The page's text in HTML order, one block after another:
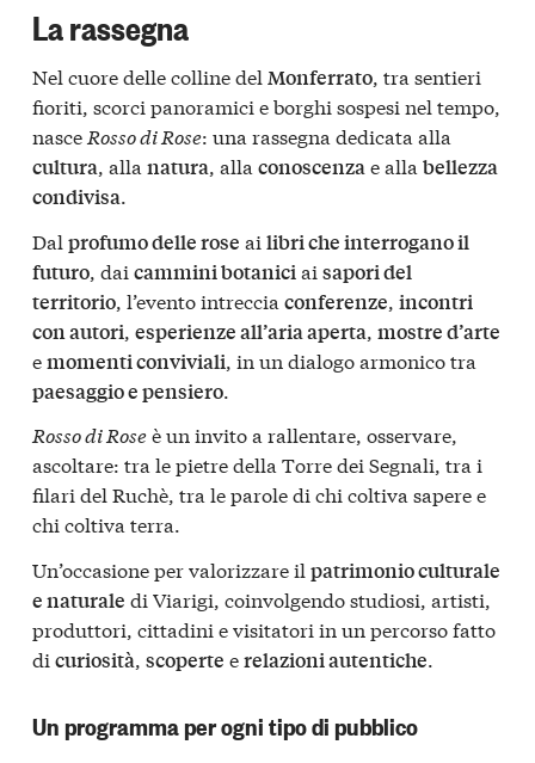
La rassegna
Nel cuore delle colline del Monferrato, tra sentieri
fioriti, scorci panoramici e borghi sospesi nel tempo,
nasce Rosso di Rose: una rassegna dedicata alla
cultura, alla natura, alla conoscenzae alla bellezza
condivisa.
Dal profumo delle rose ai libri che interrogano il
futuro, dai cammini botaniciai sapori del
territorio, l’evento intreccia conferenze, incontri
con autori, esperienze all’aria aperta, mostre d’arte
emomenti conviviali, in un dialogo armonico tra
paesaggio e pensiero.
Rosso di Roseè un invito a rallentare, osservare,
ascoltare: tra le pietre della Torre dei Segnali, tra i
filari del Ruchè, tra le parole di chi coltiva sapere e
chi coltiva terra.
Un’occasione per valorizzare il patrimonio culturale
e naturale di Viarigi, coinvolgendo studiosi, artisti,
produttori, cittadini e visitatori in un percorso fatto
di curiosità, scoperte erelazioni autentiche.
Un programma per ogni tipo di pubblico